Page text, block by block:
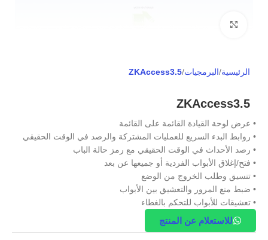
الرئيسية البرمجيات ZKAccess3.5
ZKAccess3.5
• عرض لوحة القيادة القائمة على القائمة
• روابط البدء السريع للعمليات المشتركة والرصد في الوقت الحقيقي
• رصد الأحداث في الوقت الحقيقي مع رمز حالة الباب
• فتح/إغلاق الأبواب الفردية أو جميعها عن بعد
• تنسيق وطلب الخروج من الوضع
• ضبط منع المرور والتعشيق بين الأبواب
• تعشيقات للأبواب للتحكم بالغطاء
للاستعلام عن المنتج